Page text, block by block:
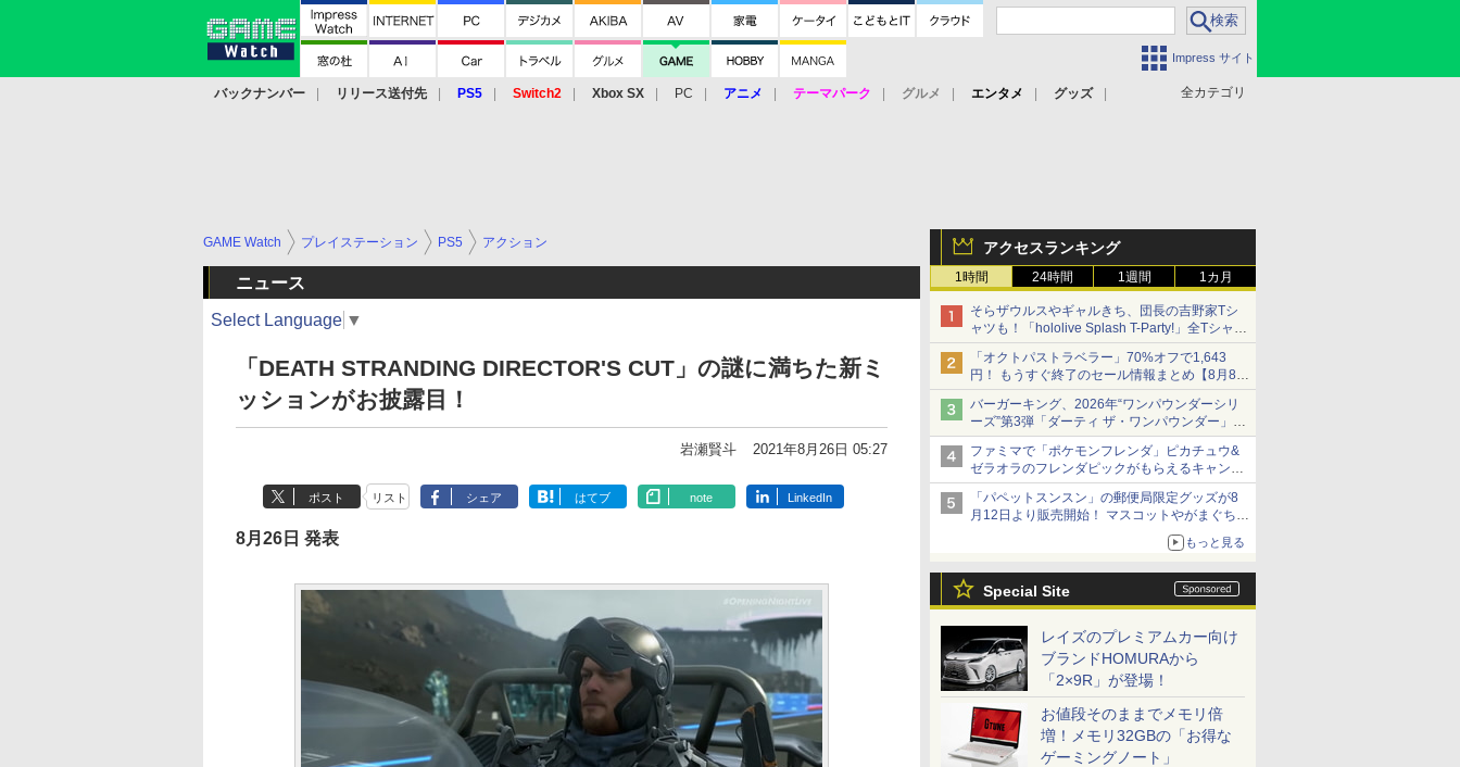
Impress サイト
全カテゴリ
バックナンバー リリース送付先 PS5 Switch2 Xbox SX PC アニメ テーマパーク グルメ エンタメ
グッズ
アクセスランキング
1時間 24時間 1週間 1カ月
そらザウルスやギャルきち、団長の吉野家Tシ
ャツも！「hololive Splash T-Party!」全Tシャツ
ラインナップ公開＆オンライン販売開始
「オクトパストラベラー」70%オフで1,643
円！ もうすぐ終了のセール情報まとめ【8月8日
更新】
ニンテンドーeショップでは「大神 絶景版」が
67%オフで990円
バーガーキング、2026年“ワンパウンダーシリ
ーズ”第3弾「ダーティ ザ・ワンパウンダー」を
8月7日発売
「特製ガーリックマヨソース」を使用した超大
型チーズバーガー
ファミマで「ポケモンフレンダ」ピカチュウ&
ゼラオラのフレンダピックがもらえるキャンペ
ーン開催！
「パペットスンスン」の郵便局限定グッズが8
月12日より販売開始！ マスコットやがまぐち、
もっと見る
Special Site
レイズのプレミアムカー向け
ブランドHOMURAから
「2×9R」が登場！
お値段そのままでメモリ倍
増！メモリ32GBの「お得な
ゲーミングノート」
GAME Watch プレイステーション PS5 アクション
ニュース
Select Language ▼
「DEATH STRANDING DIRECTOR'S CUT」の謎に満ちた新ミ
ッションがお披露目！
岩瀬賢斗 2021年8月26日 05:27
ポスト リスト シェア はてブ note LinkedIn
8月26日 発表